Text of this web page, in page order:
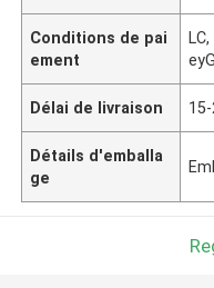
Conditions de pai
ement
Délai de livraison
Détails d'emballa
ge